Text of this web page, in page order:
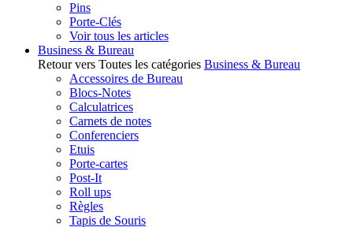
Pins
Porte-Clés
Voir tous les articles
Business & Bureau
Retour vers Toutes les catégories Business & Bureau
Accessoires de Bureau
Blocs-Notes
Calculatrices
Carnets de notes
Conferenciers
Etuis
Porte-cartes
Post-It
Roll ups
Règles
Tapis de Souris